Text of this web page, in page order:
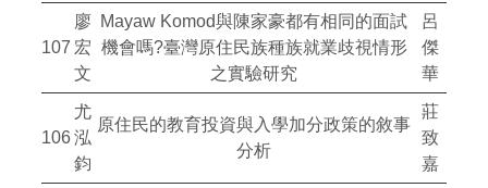
107
廖
宏
文
Mayaw Komod與陳家豪都有相同的面試
機會嗎?臺灣原住民族種族就業歧視情形
之實驗研究
呂
傑
華
106
尤
泓
鈞
原住民的教育投資與入學加分政策的敘事
分析
莊
致
嘉